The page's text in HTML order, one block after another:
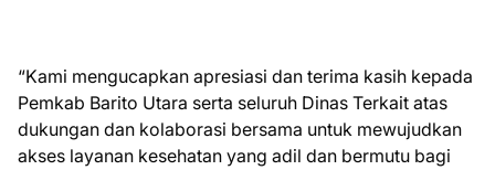
“Kami mengucapkan apresiasi dan terima kasih kepada
Pemkab Barito Utara serta seluruh Dinas Terkait atas
dukungan dan kolaborasi bersama untuk mewujudkan
akses layanan kesehatan yang adil dan bermutu bagi